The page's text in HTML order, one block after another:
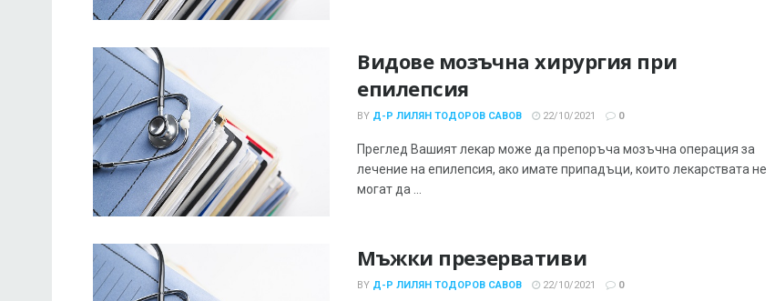
Видове мозъчна хирургия при
епилепсия
BY Д-Р ЛИЛЯН ТОДОРОВ САВОВ 22/10/2021 0
Преглед Вашият лекар може да препоръча мозъчна операция за
лечение на епилепсия, ако имате припадъци, които лекарствата не
могат да ...
Мъжки презервативи
BY Д-Р ЛИЛЯН ТОДОРОВ САВОВ 22/10/2021 0